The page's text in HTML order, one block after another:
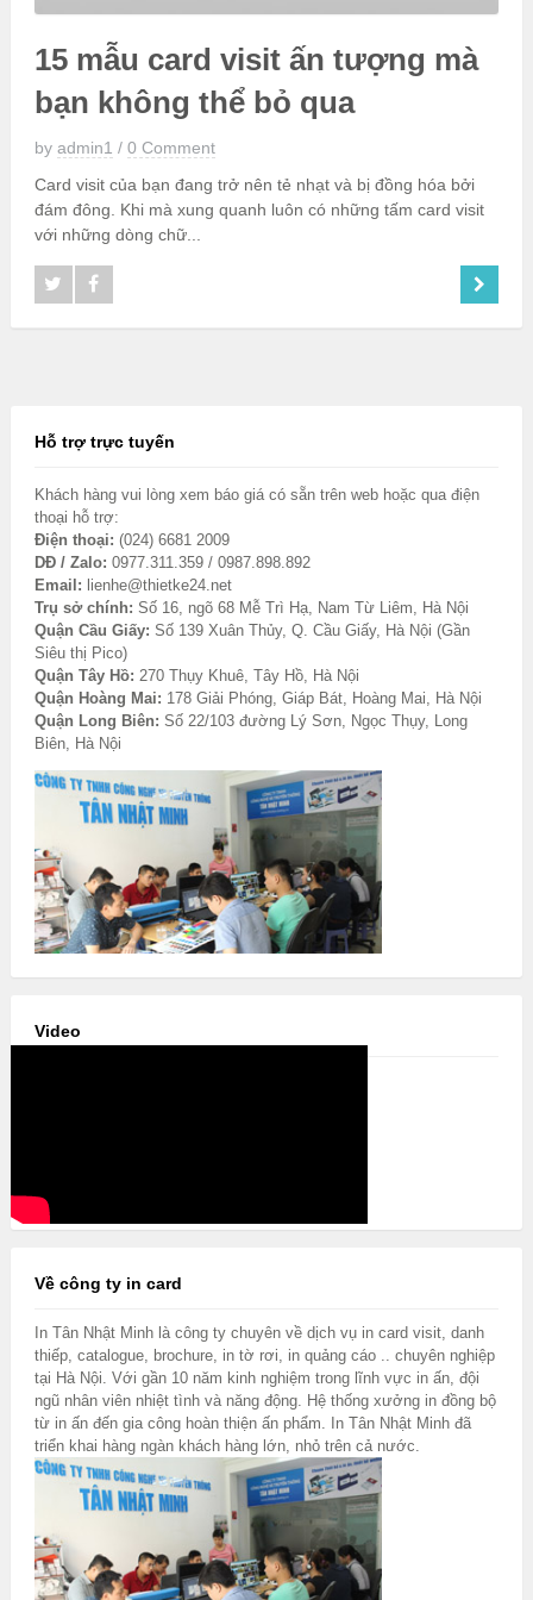
15 mẫu card visit ấn tượng mà
bạn không thể bỏ qua
by admin1 / 0 Comment
Card visit của bạn đang trở nên tẻ nhạt và bị đồng hóa bởi
đám đông. Khi mà xung quanh luôn có những tấm card visit
với những dòng chữ...
Hỗ trợ trực tuyến
Khách hàng vui lòng xem báo giá có sẵn trên web hoặc qua điện
thoại hỗ trợ:
Điện thoại: (024) 6681 2009
DĐ / Zalo: 0977.311.359 / 0987.898.892
Email: lienhe@thietke24.net
Trụ sở chính: Số 16, ngõ 68 Mễ Trì Hạ, Nam Từ Liêm, Hà Nội
Quận Cầu Giấy: Số 139 Xuân Thủy, Q. Cầu Giấy, Hà Nội (Gần
Siêu thị Pico)
Quận Tây Hồ: 270 Thụy Khuê, Tây Hồ, Hà Nội
Quận Hoàng Mai: 178 Giải Phóng, Giáp Bát, Hoàng Mai, Hà Nội
Quận Long Biên: Số 22/103 đường Lý Sơn, Ngọc Thụy, Long
Biên, Hà Nội
Video
Về công ty in card
In Tân Nhật Minh là công ty chuyên về dịch vụ in card visit, danh
thiếp, catalogue, brochure, in tờ rơi, in quảng cáo .. chuyên nghiệp
tại Hà Nội. Với gần 10 năm kinh nghiệm trong lĩnh vực in ấn, đội
ngũ nhân viên nhiệt tình và năng động. Hệ thống xưởng in đồng bộ
từ in ấn đến gia công hoàn thiện ấn phẩm. In Tân Nhật Minh đã
triển khai hàng ngàn khách hàng lớn, nhỏ trên cả nước.